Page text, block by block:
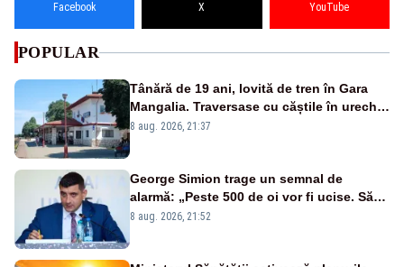
Facebook X YouTube
POPULAR
Tânără de 19 ani, lovită de tren în Gara
Mangalia. Traversase cu căștile în urechi
liniile printr-un loc nepermis
8 aug. 2026, 21:37
George Simion trage un semnal de
alarmă: „Peste 500 de oi vor fi ucise. Să
vedem dacă ciobanii vor fi despăgubiți”
8 aug. 2026, 21:52